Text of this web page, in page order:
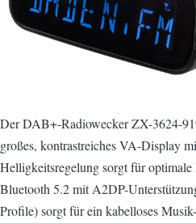
Der DAB+-Radiowecker ZX-3624-
großes, kontrastreiches VA-Display
Helligkeitsregelung sorgt für optimale
Bluetooth 5.2 mit A2DP-
Profile) sorgt für ein kabelloses